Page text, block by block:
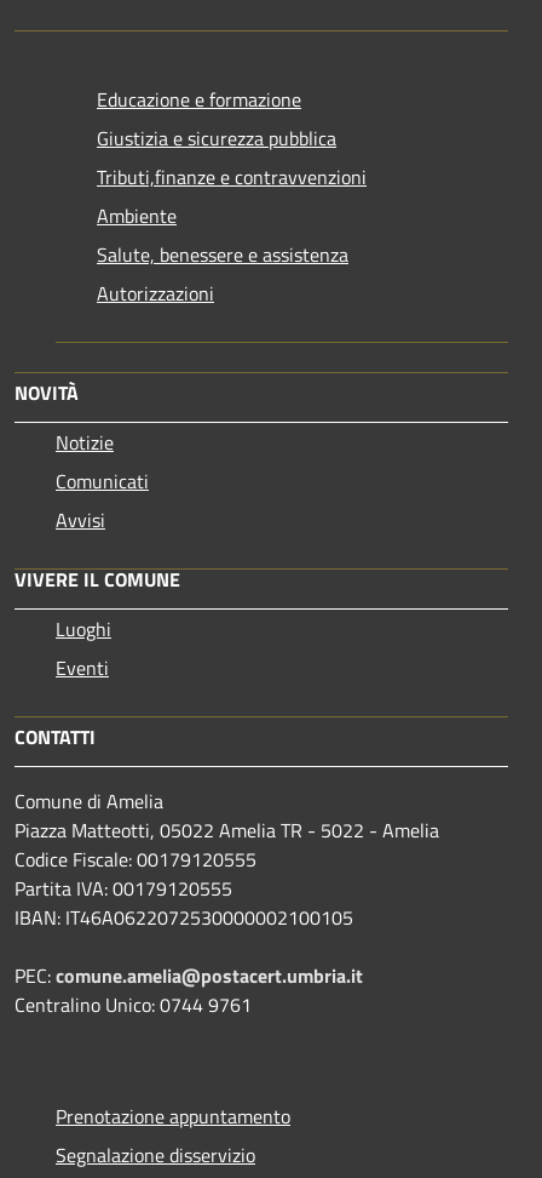
Educazione e formazione
Giustizia e sicurezza pubblica
Tributi,finanze e contravvenzioni
Ambiente
Salute, benessere e assistenza
Autorizzazioni
NOVITÀ
Notizie
Comunicati
Avvisi
VIVERE IL COMUNE
Luoghi
Eventi
CONTATTI
Comune di Amelia
Piazza Matteotti, 05022 Amelia TR - 5022 - Amelia
Codice Fiscale: 00179120555
Partita IVA: 00179120555
IBAN: IT46A0622072530000002100105
PEC:comune.amelia@postacert.umbria.it
Centralino Unico: 0744 9761
Prenotazione appuntamento
Segnalazione disservizio